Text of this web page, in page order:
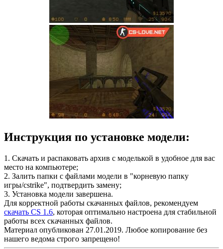
Инструкция по установке модели:
1. Скачать и распаковать архив с моделькой в удобное для вас
место на компьютере;
2. Залить папки с файлами модели в "корневую папку
игры/cstrike", подтвердить замену;
3. Установка модели завершена.
Для корректной работы скачанных файлов, рекомендуем
скачать CS 1.6, которая оптимально настроена для стабильной
работы всех скачанных файлов.
Материал опубликован 27.01.2019. Любое копирование без
нашего ведома строго запрещено!